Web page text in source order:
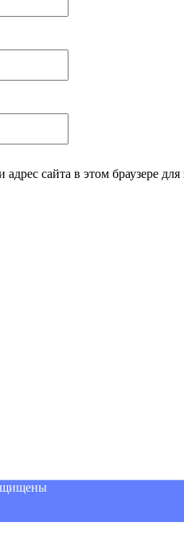
сайта в этом браузере